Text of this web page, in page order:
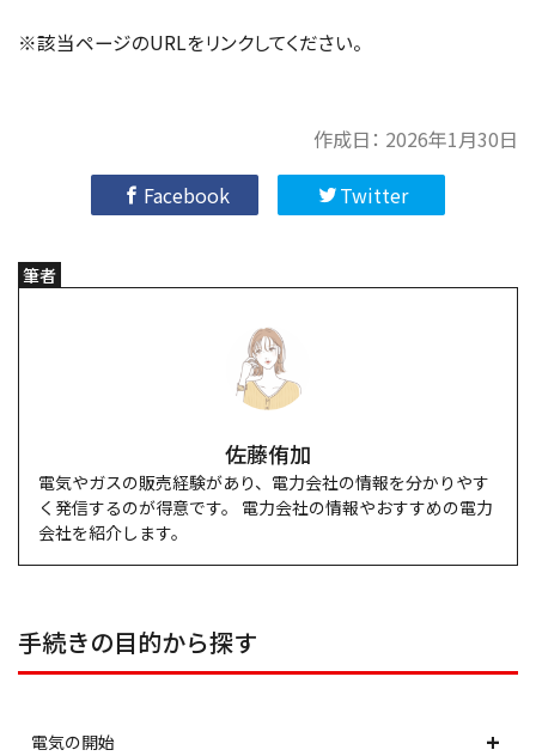
※該当ページのURLをリンクしてください。
作成日： 2026年1月30日
Facebook
Twitter
筆者
佐藤侑加
電気やガスの販売経験があり、電力会社の情報を分かりやす
く発信するのが得意です。 電力会社の情報やおすすめの電力
会社を紹介します。
手続きの目的から探す
電気の開始